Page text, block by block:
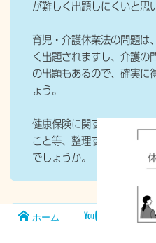
が難しく出題しにくいと思
育児・介護休業法の問題は
く出題されますし、介護の
の出題もあるので、確実に
ょう。
健康保険に関すること、雇
こと等、整理すると覚えや
でしょうか。
難関試験のFP1級学科試験
ホーム
メンバー